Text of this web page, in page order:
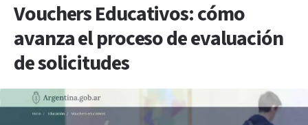
Vouchers Educativos: cómo
avanza el proceso de evaluación
de solicitudes